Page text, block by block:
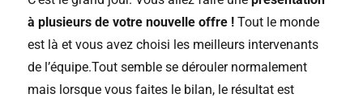
à plusieurs de votre nouvelle offre !Tout le monde
est là et vous avez choisi les meilleurs intervenants
de l’équipe.Tout semble se dérouler normalement
mais lorsque vous faites le bilan, le résultat est